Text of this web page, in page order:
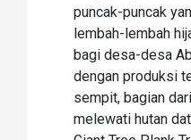
puncak-puncak
lembah-lembah
bagi desa-desa
dengan produksi
sempit, bagian
melewati hutan